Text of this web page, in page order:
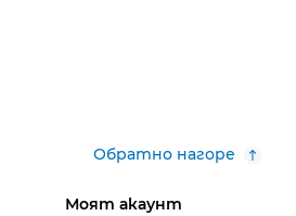
Обратно нагоре
Моят акаунт